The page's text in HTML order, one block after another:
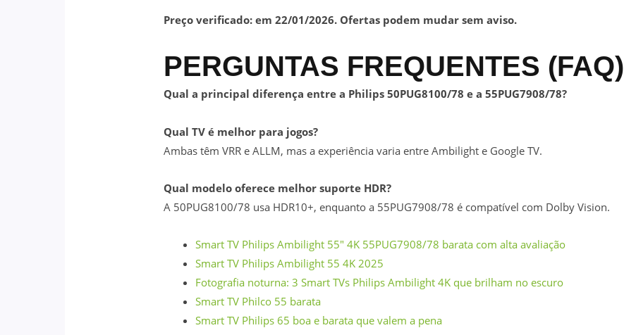
Preço verificado: em 22/01/2026. Ofertas podem mudar sem aviso.
PERGUNTAS FREQUENTES (FAQ)
Qual a principal diferença entre a Philips 50PUG8100/78 e a 55PUG7908/78?
Qual TV é melhor para jogos?
Ambas têm VRR e ALLM, mas a experiência varia entre Ambilight e Google TV.
Qual modelo oferece melhor suporte HDR?
A 50PUG8100/78 usa HDR10+, enquanto a 55PUG7908/78 é compatível com Dolby Vision.
Smart TV Philips Ambilight 55″ 4K 55PUG7908/78 barata com alta avaliação
Smart TV Philips Ambilight 55 4K 2025
Fotografia noturna: 3 Smart TVs Philips Ambilight 4K que brilham no escuro
Smart TV Philco 55 barata
Smart TV Philips 65 boa e barata que valem a pena